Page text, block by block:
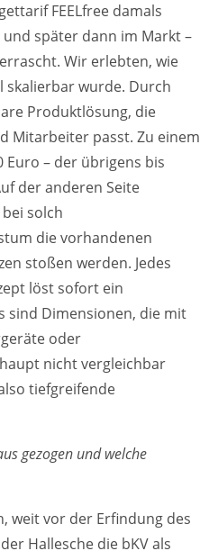
FEELfree damals
später dann im Markt –
Wir erlebten, wie
skalierbar wurde. Durch
Produktlösung, die
Mitarbeiter passt. Zu einem
Euro – der übrigens bis
der anderen Seite
solch
die vorhandenen
stoßen werden. Jedes
löst sofort ein
sind Dimensionen, die mit
oder
nicht vergleichbar
tiefgreifende
gezogen und welche
weit vor der Erfindung des
Hallesche die bKV als